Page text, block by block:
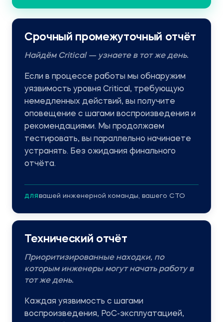
Срочный промежуточный отчёт
Найдём Critical — узнаете в тот же день.
Если в процессе работы мы обнаружим
уязвимость уровня Critical, требующую
немедленных действий, вы получите
оповещение с шагами воспроизведения и
рекомендациями. Мы продолжаем
тестировать, вы параллельно начинаете
устранять. Без ожидания финального
отчёта.
ДЛЯвашей инженерной команды, вашего CTO
Технический отчёт
Приоритизированные находки, по
которым инженеры могут начать работу в
тот же день.
Каждая уязвимость с шагами
воспроизведения, PoC-эксплуатацией,